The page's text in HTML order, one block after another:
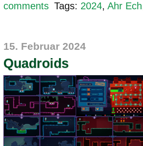
comments Tags: 2024, Ahr Ech
15. Februar 2024
Quadroids